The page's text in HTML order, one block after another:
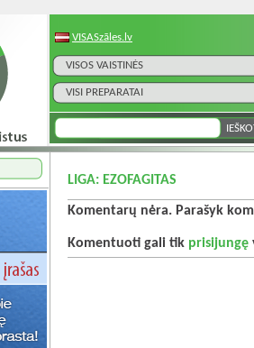
VISASzāles.lv
VISOS VAISTINĖS
VISI PREPARATAI
LIGA: EZOFAGITAS
Komentarų nėra. Parašyk
Komentuoti gali tik prisijungę